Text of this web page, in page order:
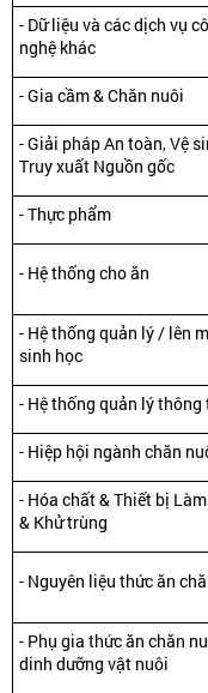
- Dữ liệu và các dịch vụ
nghệ khác
- Gia cầm & Chăn nuôi
- Giải pháp An toàn, Vệ
Truy xuất Nguồn gốc
- Thực phẩm
- Hệ thống cho ăn
- Hệ thống quản lý / lên
sinh học
- Hệ thống quản lý thông
- Hiệp hội ngành chăn
- Hóa chất & Thiết bị
& Khử trùng
- Nguyên liệu thức ăn
- Phụ gia thức ăn chăn
dinh dưỡng vật nuôi